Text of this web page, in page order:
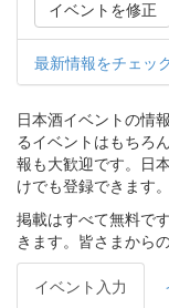
イベントを修正
最新情報をチェッ
日本酒イベントの情
るイベントはもちろ
報も大歓迎です。日
けでも登録できます
掲載はすべて無料で
きます。皆さまから
イベント入力